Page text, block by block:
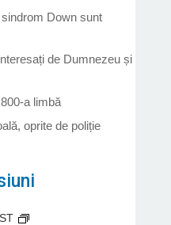
Down sunt
de Dumnezeu și
a limbă
oprite de poliție